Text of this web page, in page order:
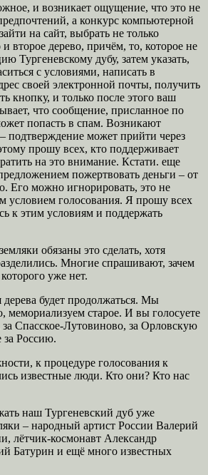
и возникает ощущение, что это не
а конкурс компьютерной
на сайт, выбрать не только
второе дерево, причём, то, которое не
Тургеневскому дубу, затем указать,
с условиями, написать в
своей электронной почты, получить
кнопку, и только после этого ваш
что сообщение, присланное по
попасть в спам. Возникают
подтверждение может прийти через
прошу всех, кто поддерживает
на это внимание. Кстати. еще
пожертвовать деньги – от
Его можно игнорировать, это не
условием голосования. Я прошу всех
к этим условиям и поддержать
обязаны это сделать, хотя
Многие спрашивают, зачем
уже нет.
будет продолжаться. Мы
мемориализуем старое. И вы голосуете
за Спасское-Лутовиново, за Орловскую
за Россию.
к процедуре голосования к
известные люди. Кто они? Кто нас
наш Тургеневский дуб уже
– народный артист России Валерий
лётчик-космонавт Александр
Батурин и ещё много известных